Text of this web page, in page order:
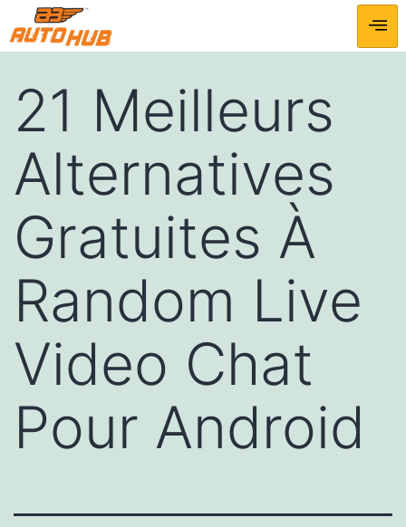
21 Meilleurs
Alternatives
Gratuites À
Random Live
Video Chat
Pour Android